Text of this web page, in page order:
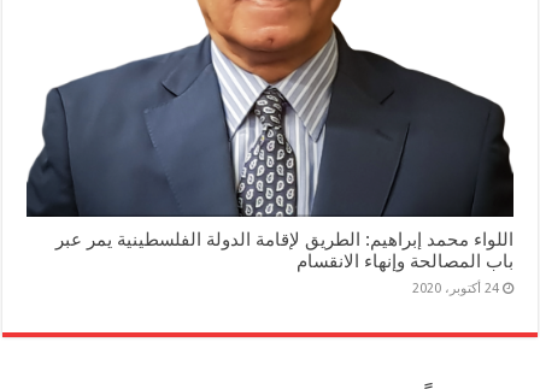
اللواء محمد إبراهيم: الطريق لإقامة الدولة الفلسطينية يمر عبر
باب المصالحة وإنهاء الانقسام
24 أكتوبر، 2020